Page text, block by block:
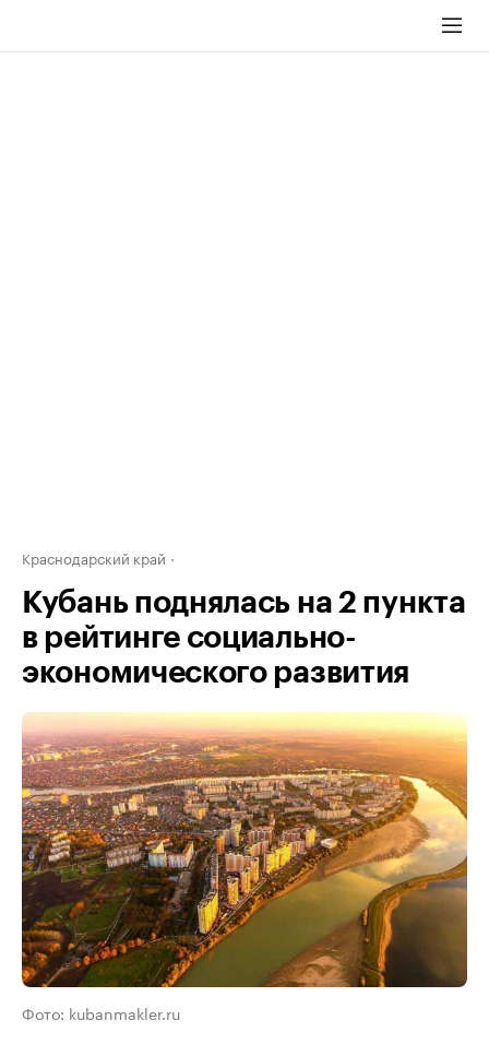
Краснодарский край
Кубань поднялась на 2 пункта
в рейтинге социально-
экономического развития
Фото: kubanmakler.ru